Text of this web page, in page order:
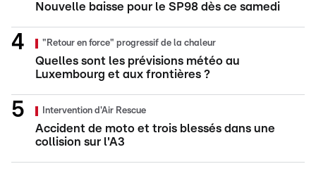
Nouvelle baisse pour le SP98 dès ce samedi
"Retour en force" progressif de la chaleur
Quelles sont les prévisions météo au
Luxembourg et aux frontières ?
Intervention d'Air Rescue
Accident de moto et trois blessés dans une
collision sur l'A3